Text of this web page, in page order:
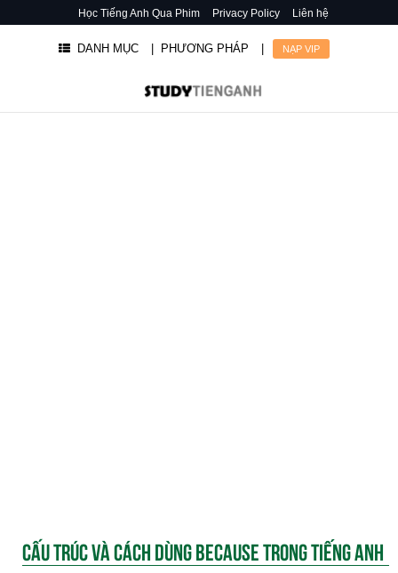
Học Tiếng Anh Qua Phim Privacy Policy Liên hệ
DANH MỤC | PHƯƠNG PHÁP NẠP VIP
CẤU TRÚC VÀ CÁCH DÙNG BECAUSE TRONG TIẾNG ANH